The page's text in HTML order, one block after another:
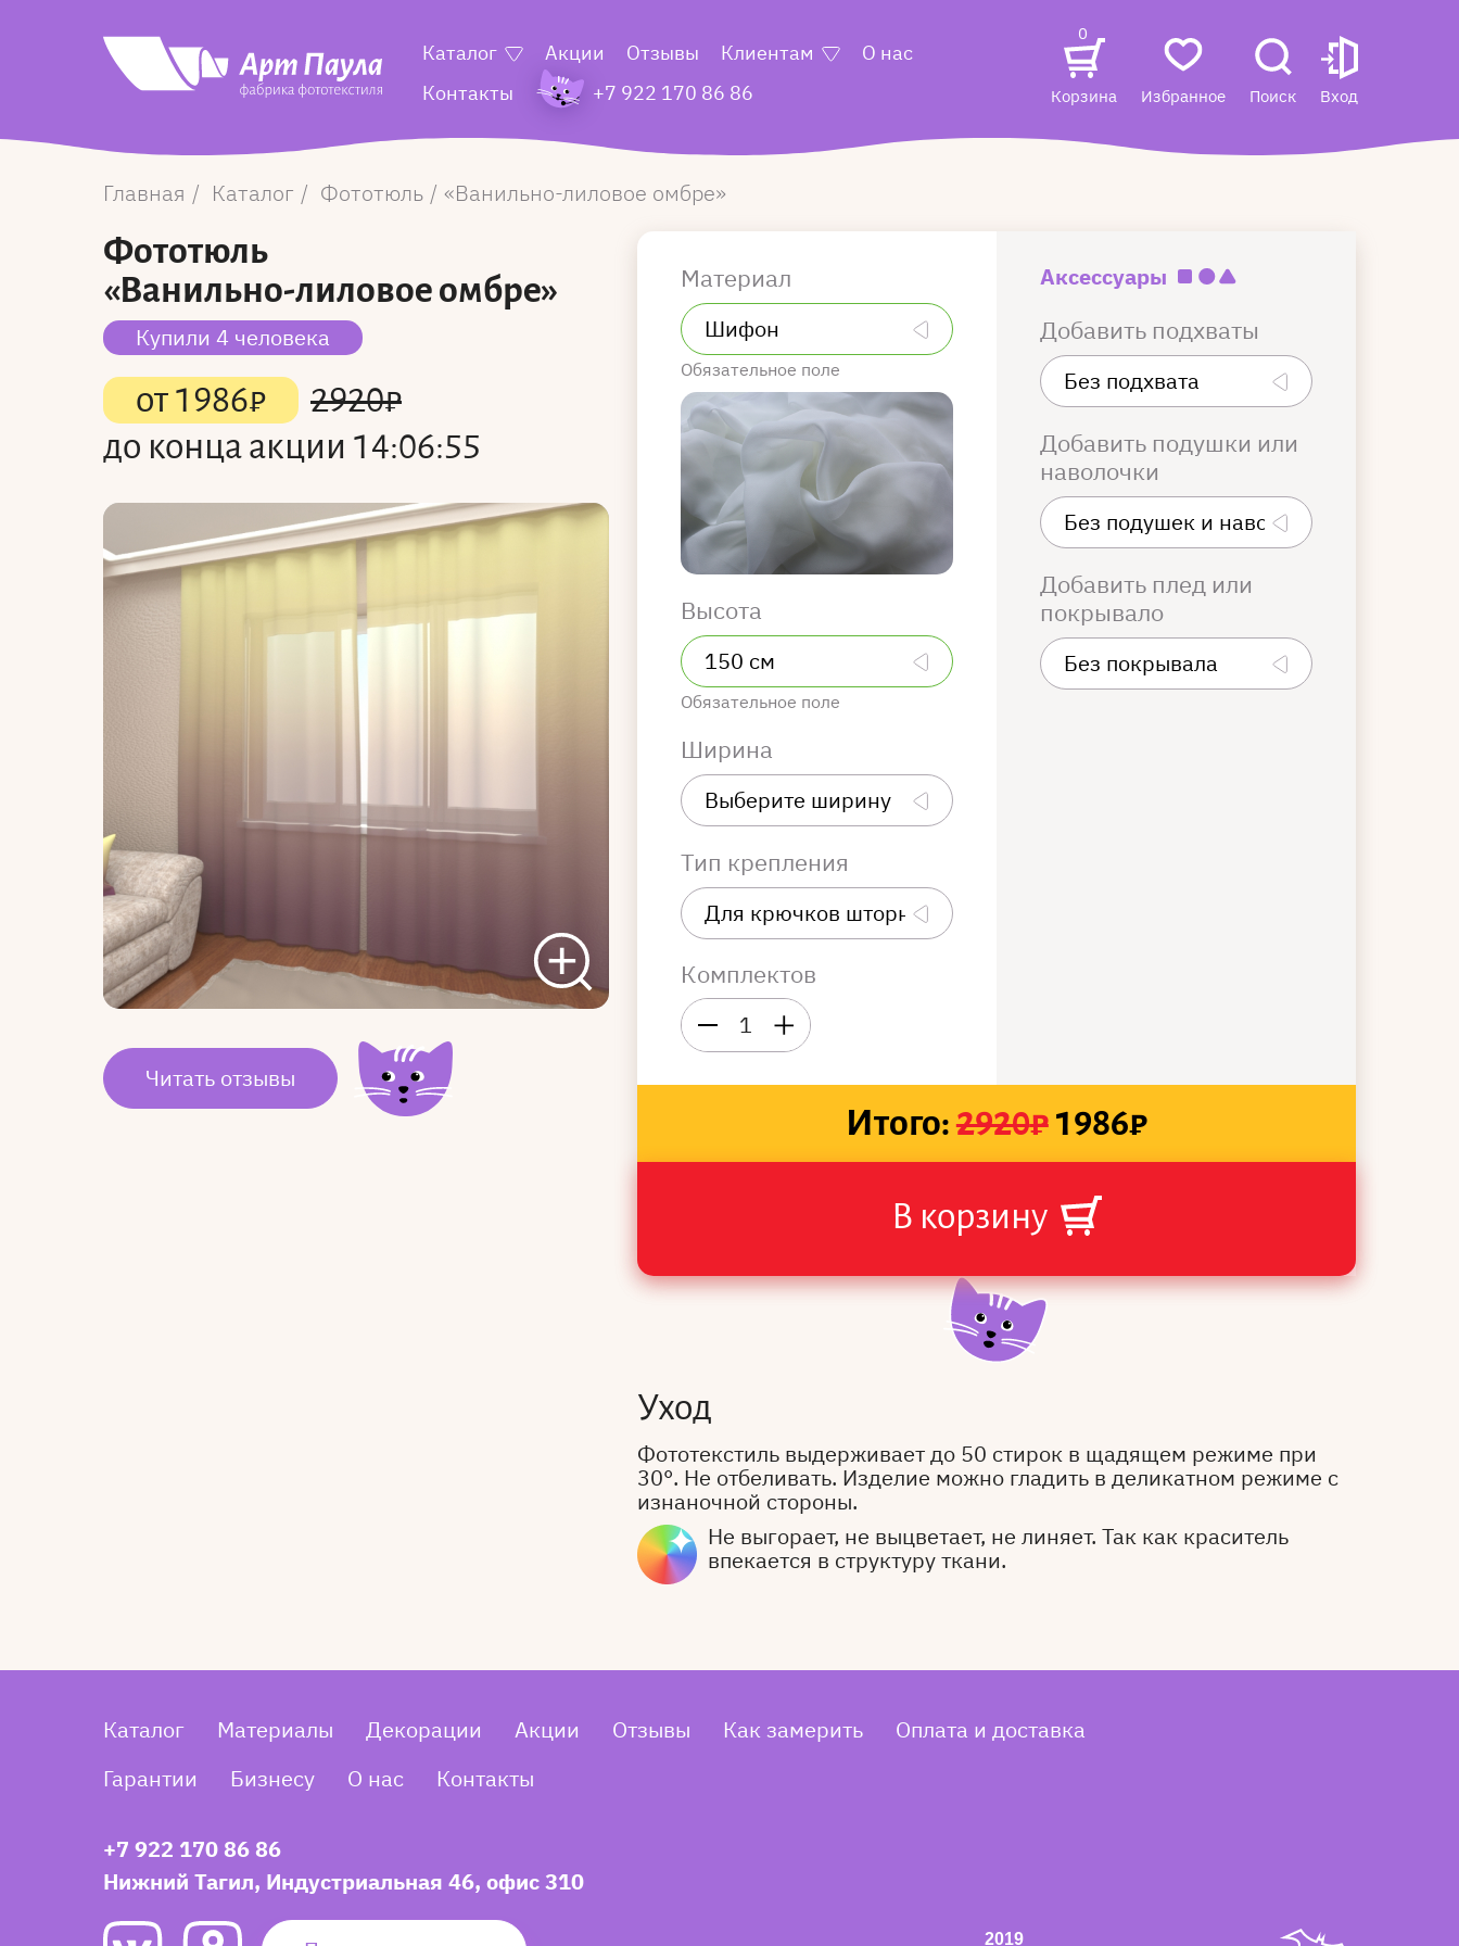
Каталог Акции Отзывы Клиентам
О нас
Контакты
+7 922 170 86 86
0
Корзина Избранное Поиск Вход
Главная Каталог Фототюль Ванильно-лиловое омбре
Фототюль
«Ванильно-лиловое омбре»
Купили 4 человека
от1986₽ 2920₽
до конца акции 14:06:54
Читать отзывы
Материал
Обязательное поле
Высота
Обязательное поле
Ширина
Тип крепления
Комплектов
1
Аксессуары
Добавить подхваты
Добавить подушки или
наволочки
Добавить плед или
покрывало
Итого:2920₽1986₽
В корзину
Уход
Фототекстиль выдерживает до 50 стирок в щадящем режиме при
30°. Не отбеливать. Изделие можно гладить в деликатном режиме с
изнаночной стороны.
Не выгорает, не выцветает, не линяет. Так как краситель
впекается в структуру ткани.
Каталог Материалы Декорации Акции Отзывы Как замерить
Оплата и доставка
Гарантии
Бизнесу О нас Контакты
+7 922 170 86 86
Нижний Тагил, Индустриальная 46, офис 310